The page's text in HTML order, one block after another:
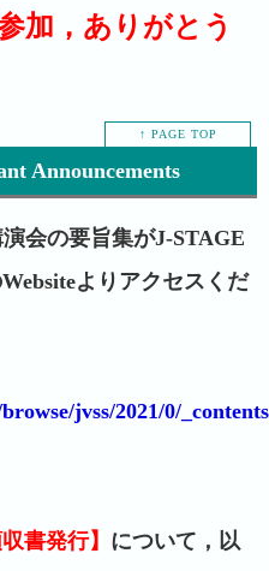
加，ありがとう
↑ PAGE TOP
Announcements
演会の要旨集がJ-STAGE
よりアクセスくだ
jvss/2021/0/
収書発行】 について，以